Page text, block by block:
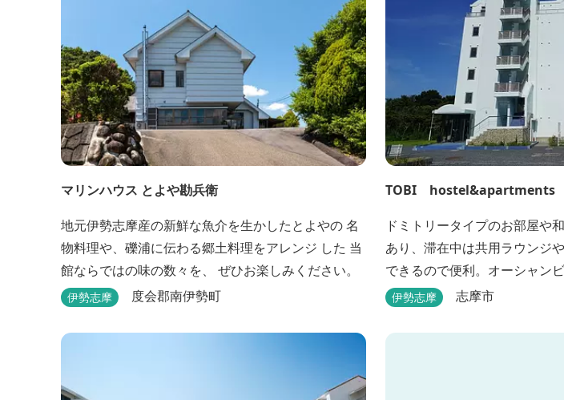
マリンハウス とよや勘兵衛
地元伊勢志摩産の新鮮な魚介を生かしたとよやの 名
物料理や、礫浦に伝わる郷土料理をアレンジ した 当
館ならではの味の数々を、 ぜひお楽しみください。
伊勢志摩 度会郡南伊勢町
TOBI hostel&apartments
ドミトリータイプのお部屋や
あり、滞在中は共用ラウンジ
できるので便利。オーシャン
ルです。
伊勢志摩 志摩市